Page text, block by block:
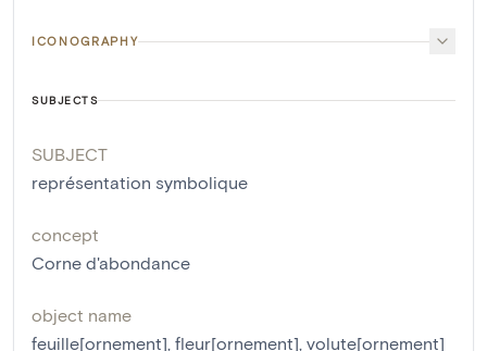
ICONOGRAPHY
SUBJECTS
SUBJECT
représentation symbolique
concept
Corne d'abondance
object name
feuille[ornement], fleur[ornement], volute[ornement]